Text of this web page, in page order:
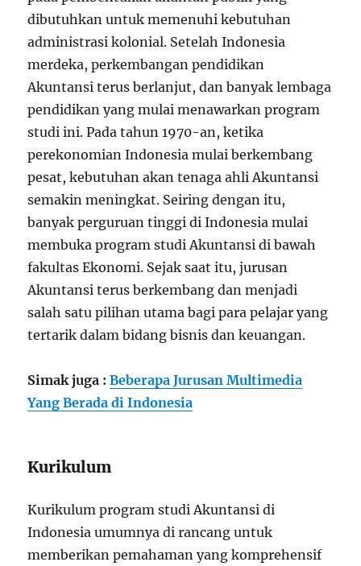
dibutuhkan untuk memenuhi kebutuhan
administrasi kolonial. Setelah Indonesia
merdeka, perkembangan pendidikan
Akuntansi terus berlanjut, dan banyak lembaga
pendidikan yang mulai menawarkan program
studi ini. Pada tahun 1970-an, ketika
perekonomian Indonesia mulai berkembang
pesat, kebutuhan akan tenaga ahli Akuntansi
semakin meningkat. Seiring dengan itu,
banyak perguruan tinggi di Indonesia mulai
membuka program studi Akuntansi di bawah
fakultas Ekonomi. Sejak saat itu, jurusan
Akuntansi terus berkembang dan menjadi
salah satu pilihan utama bagi para pelajar yang
tertarik dalam bidang bisnis dan keuangan.
Simak juga :Beberapa Jurusan Multimedia
Yang Berada di Indonesia
Kurikulum
Kurikulum program studi Akuntansi di
Indonesia umumnya di rancang untuk
memberikan pemahaman yang komprehensif